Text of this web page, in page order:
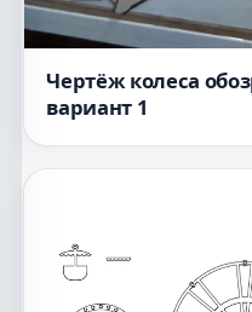
Чертёж колеса
вариант 1